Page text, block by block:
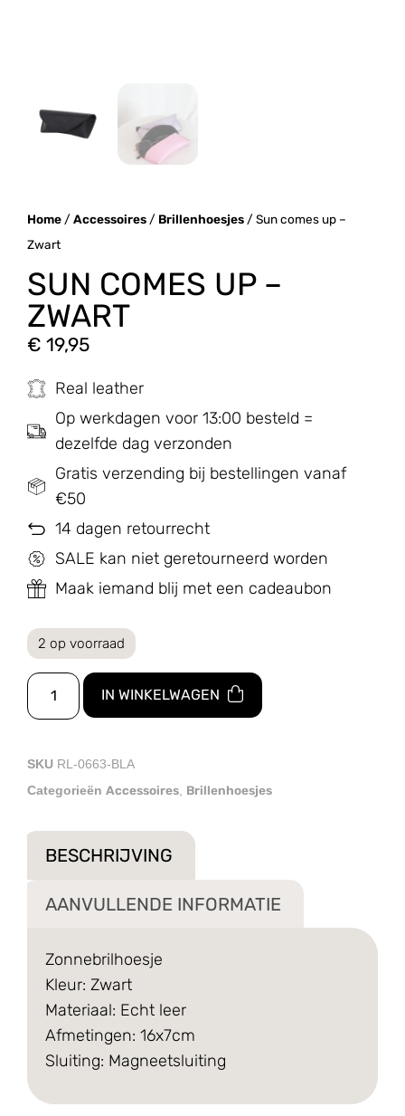
Home / Accessoires / Brillenhoesjes / Sun comes up –
Zwart
SUN COMES UP –
ZWART
€ 19,95
Real leather
Op werkdagen voor 13:00 besteld =
dezelfde dag verzonden
Gratis verzending bij bestellingen vanaf
€50
14 dagen retourrecht
SALE kan niet geretourneerd worden
Maak iemand blij met een cadeaubon
2 op voorraad
IN WINKELWAGEN
SKU RL-0663-BLA
Categorieën Accessoires Brillenhoesjes
BESCHRIJVING
AANVULLENDE INFORMATIE
Zonnebrilhoesje
Kleur: Zwart
Materiaal: Echt leer
Afmetingen: 16x7cm
Sluiting: Magneetsluiting